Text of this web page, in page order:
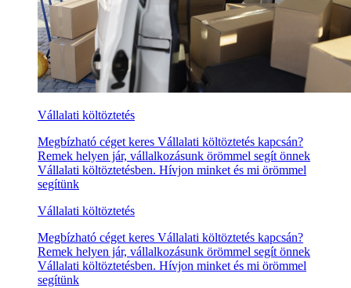
Vállalati költöztetés
Megbízható céget keres Vállalati költöztetés kapcsán?
Remek helyen jár, vállalkozásunk örömmel segít önnek
Vállalati költöztetésben. Hívjon minket és mi örömmel
segítünk
Vállalati költöztetés
Megbízható céget keres Vállalati költöztetés kapcsán?
Remek helyen jár, vállalkozásunk örömmel segít önnek
Vállalati költöztetésben. Hívjon minket és mi örömmel
segítünk